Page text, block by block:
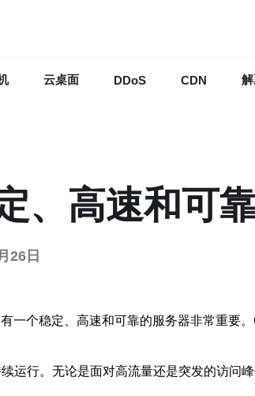
云桌面 DDoS CDN
、高速和可
26日
个稳定、高速和可靠的服务器非常重要
行。无论是面对高流量还是突发的访问